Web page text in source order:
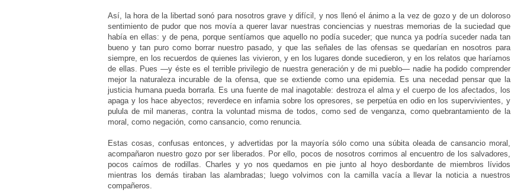
Así, la hora de la libertad sonó para nosotros grave y difícil, y nos llenó el ánimo a la vez de gozo y de un doloroso
sentimiento de pudor que nos movía a querer lavar nuestras conciencias y nuestras memorias de la suciedad que
había en ellas: y de pena, porque sentíamos que aquello no podía suceder; que nunca ya podría suceder nada tan
bueno y tan puro como borrar nuestro pasado, y que las señales de las ofensas se quedarían en nosotros para
siempre, en los recuerdos de quienes las vivieron, y en los lugares donde sucedieron, y en los relatos que haríamos
de ellas. Pues —y éste es el terrible privilegio de nuestra generación y de mi pueblo— nadie ha podido comprender
mejor la naturaleza incurable de la ofensa, que se extiende como una epidemia. Es una necedad pensar que la
justicia humana pueda borrarla. Es una fuente de mal inagotable: destroza el alma y el cuerpo de los afectados, los
apaga y los hace abyectos; reverdece en infamia sobre los opresores, se perpetúa en odio en los supervivientes, y
pulula de mil maneras, contra la voluntad misma de todos, como sed de venganza, como quebrantamiento de la
moral, como negación, como cansancio, como renuncia.
Estas cosas, confusas entonces, y advertidas por la mayoría sólo como una súbita oleada de cansancio moral,
acompañaron nuestro gozo por ser liberados. Por ello, pocos de nosotros corrimos al encuentro de los salvadores,
pocos caímos de rodillas. Charles y yo nos quedamos en pie junto al hoyo desbordante de miembros lívidos
mientras los demás tiraban las alambradas; luego volvimos con la camilla vacía a llevar la noticia a nuestros
compañeros.